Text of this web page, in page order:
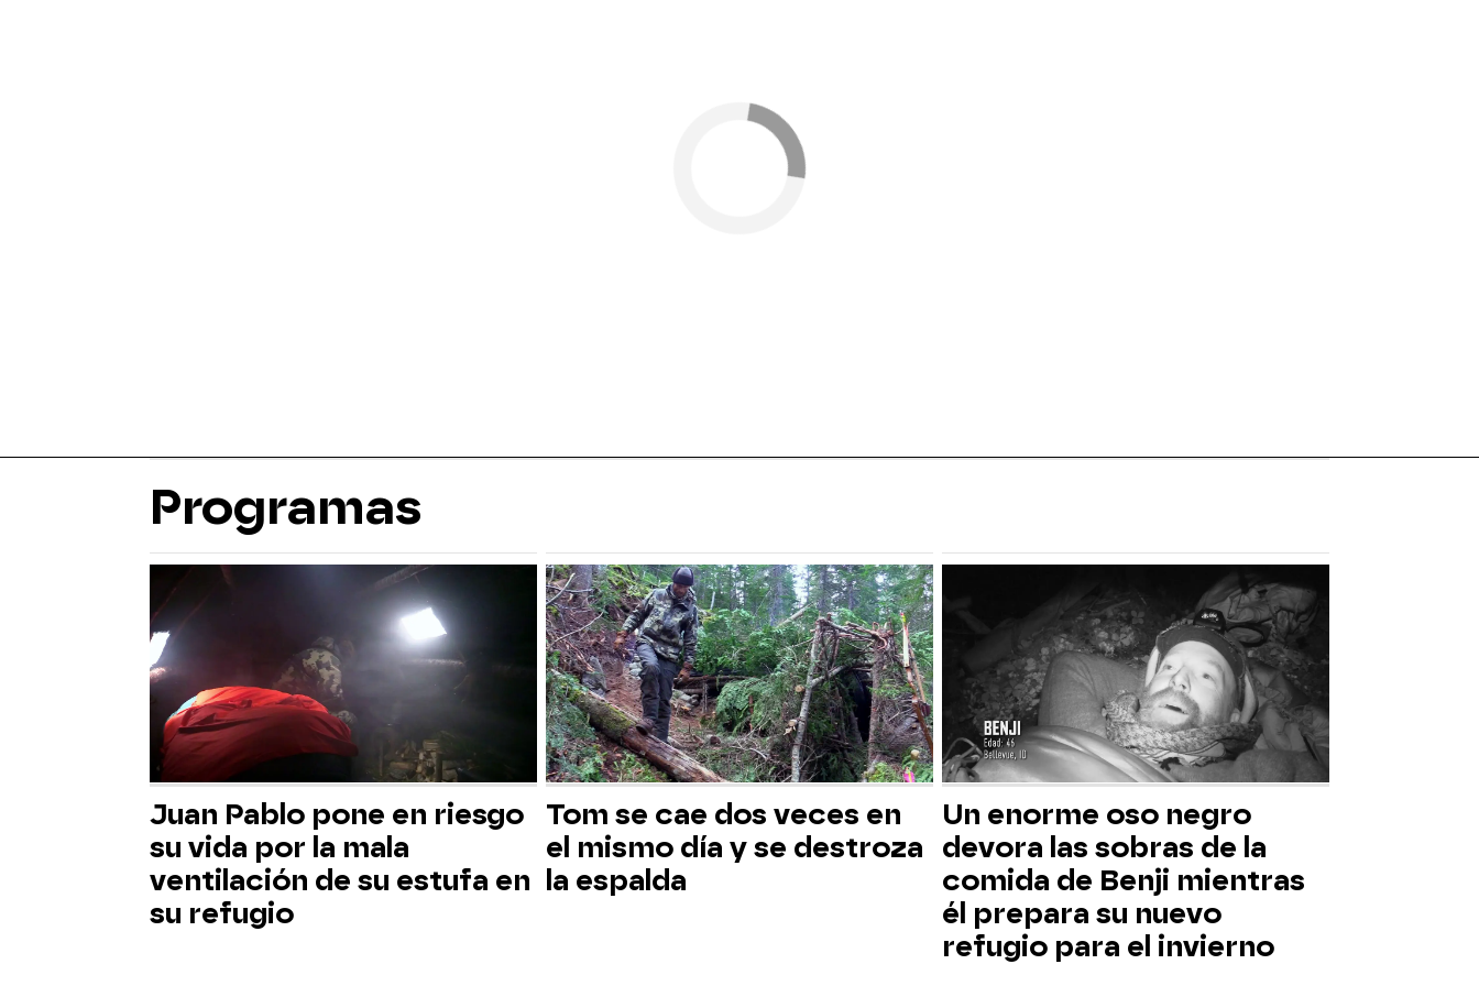
Programas
Juan Pablo pone en riesgo
su vida por la mala
ventilación de su estufa en
su refugio
Tom se cae dos veces en
el mismo día y se destroza
la espalda
Un enorme oso negro
devora las sobras de la
comida de Benji mientras
él prepara su nuevo
refugio para el invierno